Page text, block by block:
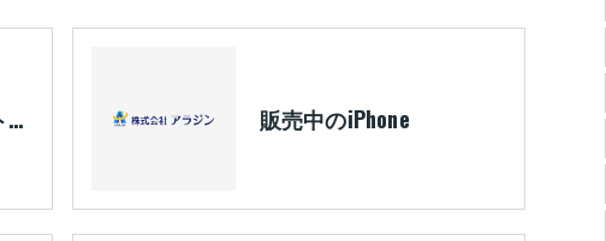
iPhone11Pro フロントパネル交換 販売中のiPhone